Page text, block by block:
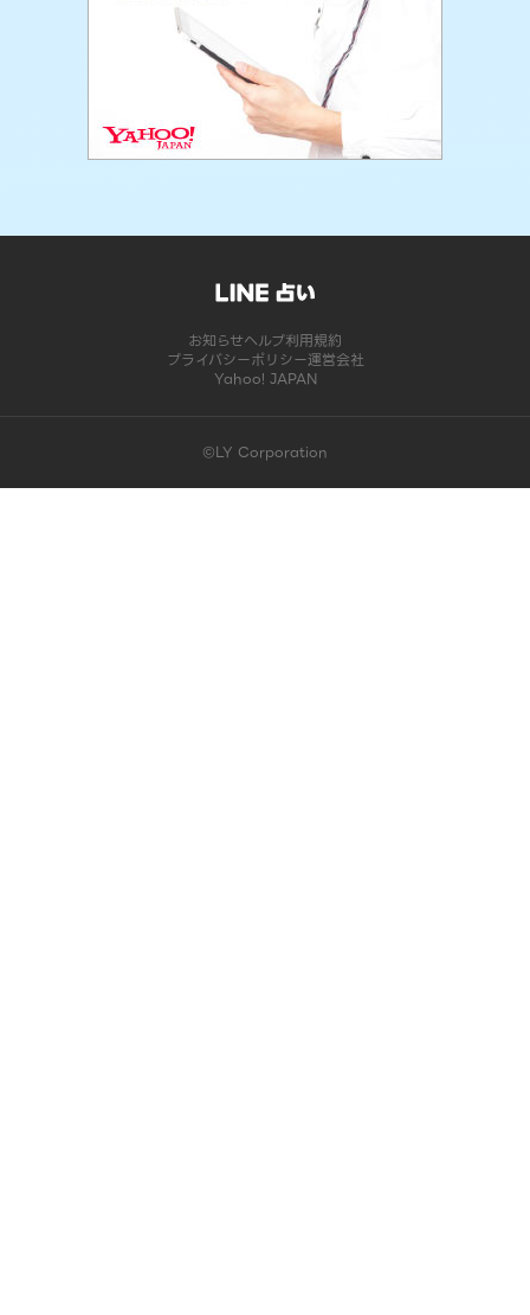
お知らせヘルプ利用規約
プライバシーポリシー運営会社
Yahoo! JAPAN
©LY Corporation
このコンテンツは掲載が終了しました | LINE占い